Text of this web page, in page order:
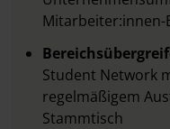
Mitarbeiter:innen-
Student Network
regelmäßigem
Stammtisch